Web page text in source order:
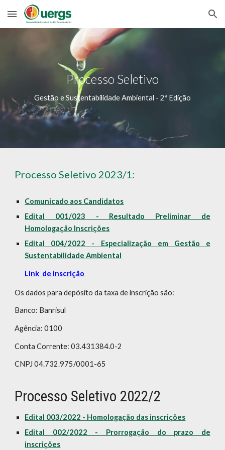
Skip to main content Skip to navigation
Processo Seletivo
Gestão e Sustentabilidade Ambiental - 2ª Edição
Processo Seletivo 2023/1:
Comunicado aos Candidatos
Edital 001/023 - Resultado Preliminar de
Homologação Inscrições
Edital 004/2022 - Especialização em Gestão e
Sustentabilidade Ambiental
Link de inscrição
Os dados para depósito da taxa de inscrição são:
Banco: Banrisul
Agência: 0100
Conta Corrente: 03.431384.0-2
CNPJ 04.732.975/0001-65
Processo Seletivo 2022/2
Edital 003/2022 - Homologação das inscrições
Edital 002/2022 - Prorrogação do prazo de
inscrições